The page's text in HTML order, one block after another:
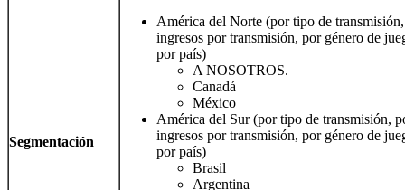
Segmentación
América del Norte (por tipo de
ingresos por transmisión, por género de
por país)
A NOSOTROS.
Canadá
México
América del Sur (por tipo de transmisión,
ingresos por transmisión, por género de
por país)
Brasil
Argentina